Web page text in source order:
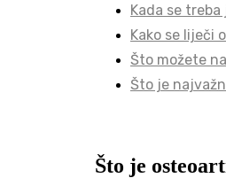
Kada se
Kako se liječi
Što možete
Što je
Što je